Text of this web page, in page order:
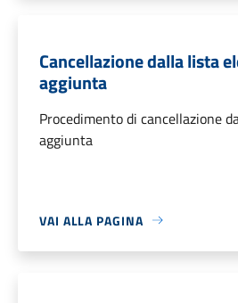
Cancellazione dalla lista
aggiunta
Procedimento di cancellazione
aggiunta
VAI ALLA PAGINA